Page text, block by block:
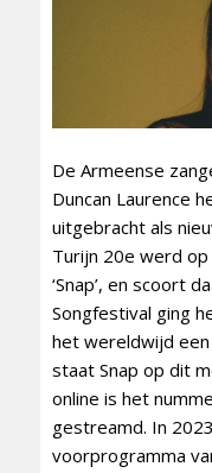
De Armeense
Duncan Laurence
uitgebracht als
Turijn 20e werd
‘Snap’, en scoort
Songfestival ging
het wereldwijd
staat Snap op dit
online is het
gestreamd. In
voorprogramma